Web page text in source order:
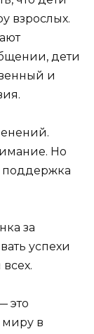
взрослых.
дети
и
Но
поддержка
за
успехи
это
миру в